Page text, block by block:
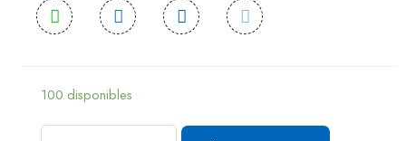
100 disponibles